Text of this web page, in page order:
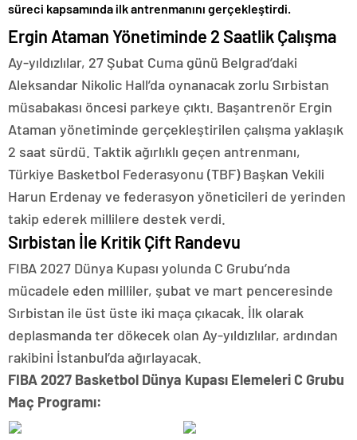
süreci kapsamında ilk antrenmanını gerçekleştirdi.
Ergin Ataman Yönetiminde 2 Saatlik Çalışma
Ay-yıldızlılar, 27 Şubat Cuma günü Belgrad’daki
Aleksandar Nikolic Hall’da oynanacak zorlu Sırbistan
müsabakası öncesi parkeye çıktı. Başantrenör Ergin
Ataman yönetiminde gerçekleştirilen çalışma yaklaşık
2 saat sürdü. Taktik ağırlıklı geçen antrenmanı,
Türkiye Basketbol Federasyonu (TBF) Başkan Vekili
Harun Erdenay ve federasyon yöneticileri de yerinden
takip ederek millilere destek verdi.
Sırbistan İle Kritik Çift Randevu
FIBA 2027 Dünya Kupası yolunda C Grubu’nda
mücadele eden milliler, şubat ve mart penceresinde
Sırbistan ile üst üste iki maça çıkacak. İlk olarak
deplasmanda ter dökecek olan Ay-yıldızlılar, ardından
rakibini İstanbul’da ağırlayacak.
FIBA 2027 Basketbol Dünya Kupası Elemeleri C Grubu
Maç Programı: